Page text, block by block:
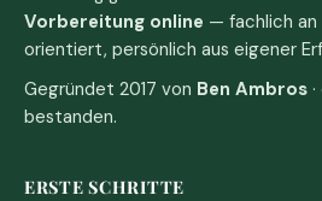
Vorbereitung online — fachlich
orientiert, persönlich aus eigener
Gegründet 2017 von Ben Ambros
bestanden.
ERSTE SCHRITTE